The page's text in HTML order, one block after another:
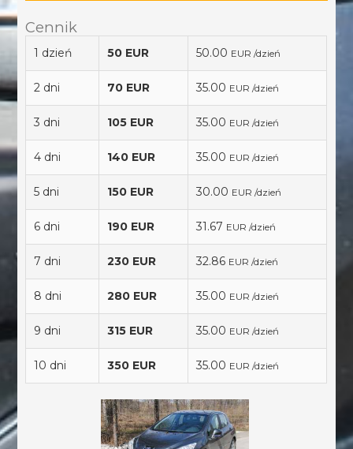
Cennik
1 dzień 50 EUR 50.00 EUR /dzień
2 dni 70 EUR 35.00 EUR /dzień
3 dni 105 EUR 35.00 EUR /dzień
4 dni 140 EUR 35.00 EUR /dzień
5 dni 150 EUR 30.00 EUR /dzień
6 dni 190 EUR 31.67 EUR /dzień
7 dni 230 EUR 32.86 EUR /dzień
8 dni 280 EUR 35.00 EUR /dzień
9 dni 315 EUR 35.00 EUR /dzień
10 dni 350 EUR 35.00 EUR /dzień